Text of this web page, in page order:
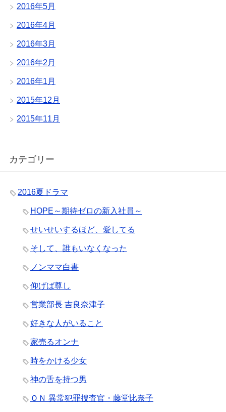
2016年5月
2016年4月
2016年3月
2016年2月
2016年1月
2015年12月
2015年11月
カテゴリー
2016夏ドラマ
HOPE～期待ゼロの新入社員～
せいせいするほど、愛してる
そして、誰もいなくなった
ノンママ白書
仰げば尊し
営業部長 吉良奈津子
好きな人がいること
家売るオンナ
時をかける少女
神の舌を持つ男
ＯＮ 異常犯罪捜査官・藤堂比奈子